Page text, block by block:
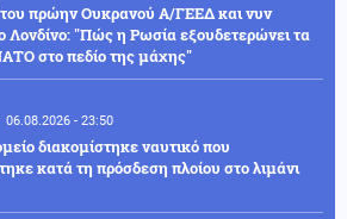
του πρώην Ουκρανού Α/ΓΕΕΔ και νυν
Λονδίνο: "Πώς η Ρωσία εξουδετερώνει τα
στο πεδίο της μάχης"
06.08.2026 - 23:50
διακομίστηκε ναυτικό που
κατά τη πρόσδεση πλοίου στο λιμάνι